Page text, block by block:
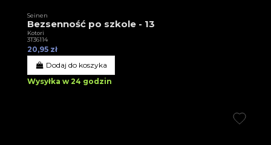
Seinen
Bezsenność po szkole - 13
Kotori
3T36114
20,95 zł
Dodaj do koszyka
Wysyłka w 24 godzin